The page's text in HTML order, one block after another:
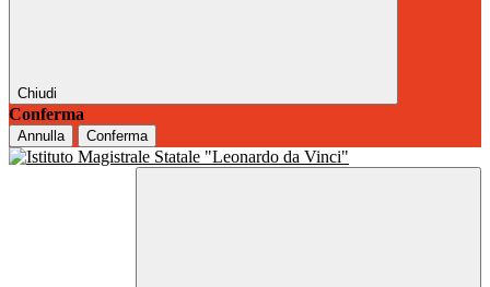
Chiudi
Conferma
Annulla Conferma